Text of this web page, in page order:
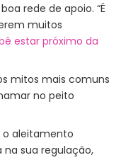
rede de apoio. “É
muitos
estar próximo da
mitos mais comuns
no peito
o aleitamento
sua regulação,